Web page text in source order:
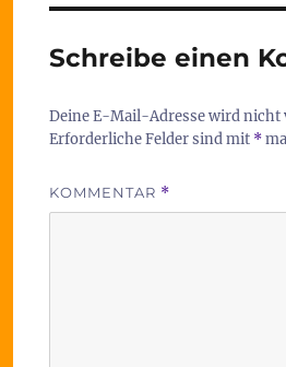
Schreibe einen
Deine E-Mail-Adresse wird
Erforderliche Felder sind mit *
KOMMENTAR *